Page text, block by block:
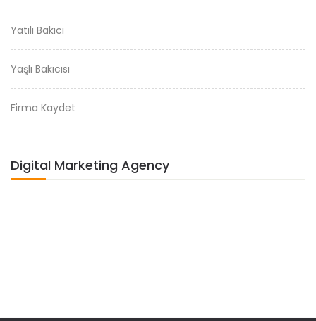
Yatılı Bakıcı
Yaşlı Bakıcısı
Firma Kaydet
Digital Marketing Agency